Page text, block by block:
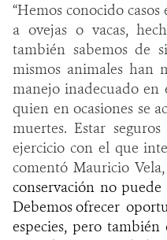
“Hemos conocido
a ovejas o vacas,
también sabemos de
mismos animales han
manejo inadecuado
quien en ocasiones se
muertes. Estar
ejercicio con el que
comentó Mauricio
conservación no
Debemos ofrecer
especies, pero